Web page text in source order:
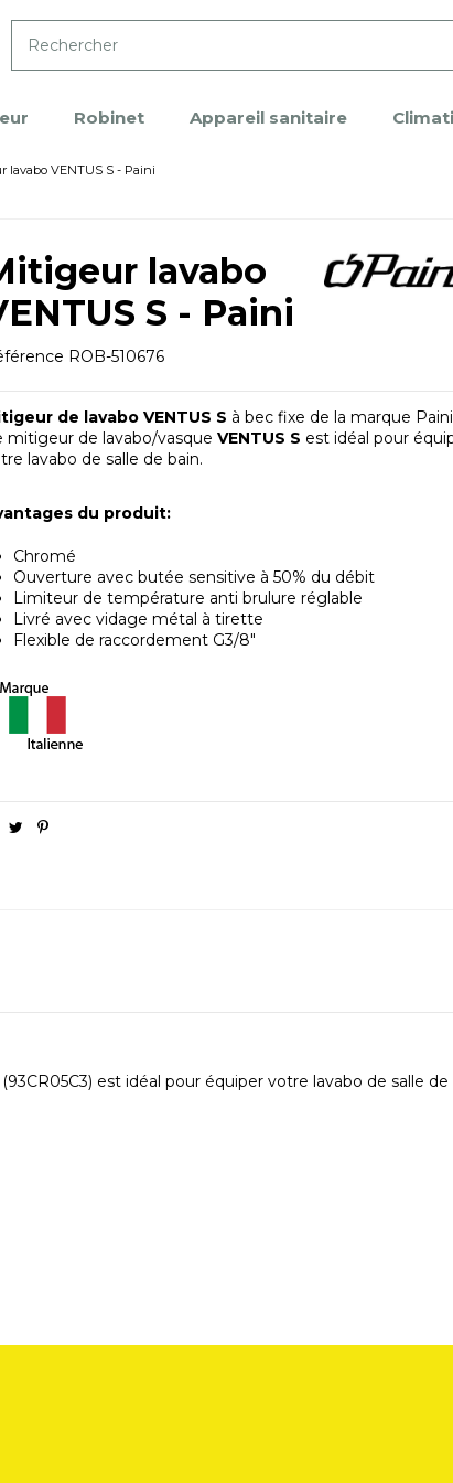
Robinet Appareil sanitaire
lavabo VENTUS S - Paini
lavabo
S - Paini
ROB-510676
de lavabo VENTUS S à bec fixe de la marque
mitigeur de lavabo/vasque VENTUS S est idéal pour
lavabo de salle de bain.
du produit:
Chromé
Ouverture avec butée sensitive à 50% du débit
Limiteur de température anti brulure réglable
Livré avec vidage métal à tirette
Flexible de raccordement G3/8"
est idéal pour équiper votre lavabo de salle de